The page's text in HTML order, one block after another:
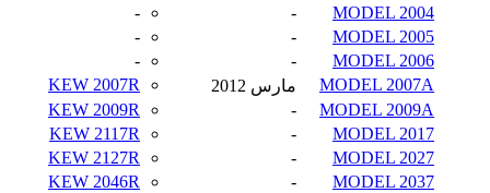
MODEL 2004
-
-
MODEL 2005
-
-
MODEL 2006
-
-
MODEL 2007A
مارس 2012
KEW 2007R
MODEL 2009A
-
KEW 2009R
MODEL 2017
-
KEW 2117R
MODEL 2027
-
KEW 2127R
MODEL 2037
-
KEW 2046R